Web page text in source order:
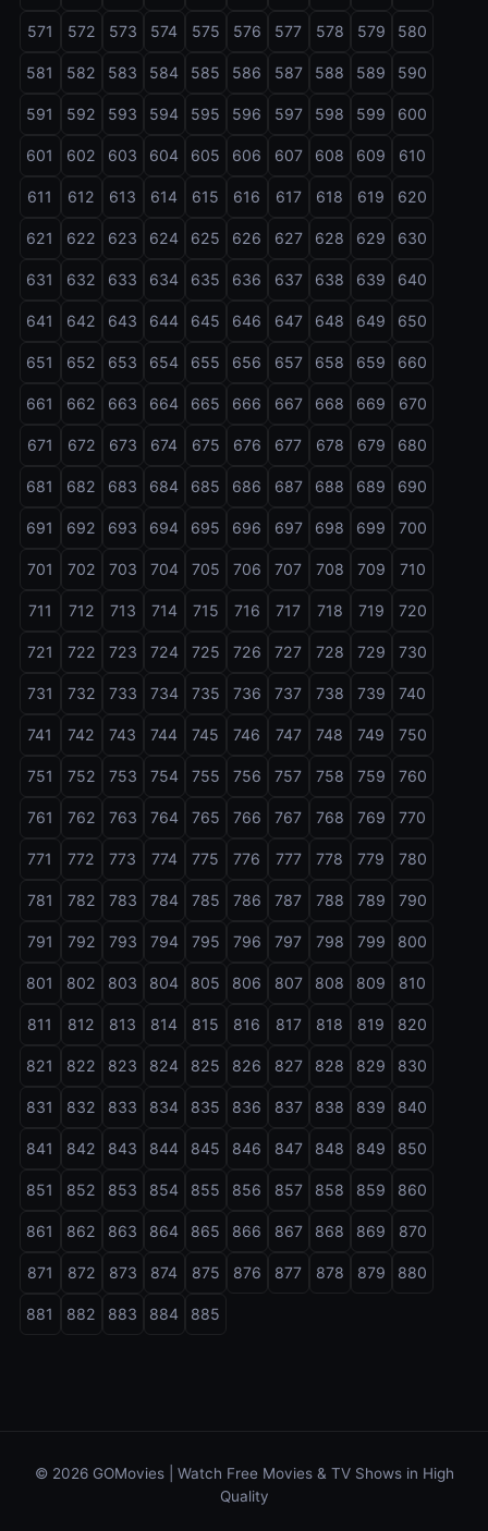
571 572 573 574 575 576 577 578 579 580
581 582 583 584 585 586 587 588 589 590
591 592 593 594 595 596 597 598 599 600
601 602 603 604 605 606 607 608 609 610
611 612 613 614 615 616 617 618 619 620
621 622 623 624 625 626 627 628 629 630
631 632 633 634 635 636 637 638 639 640
641 642 643 644 645 646 647 648 649 650
651 652 653 654 655 656 657 658 659 660
661 662 663 664 665 666 667 668 669 670
671 672 673 674 675 676 677 678 679 680
681 682 683 684 685 686 687 688 689 690
691 692 693 694 695 696 697 698 699 700
701 702 703 704 705 706 707 708 709 710
711 712 713 714 715 716 717 718 719 720
721 722 723 724 725 726 727 728 729 730
731 732 733 734 735 736 737 738 739 740
741 742 743 744 745 746 747 748 749 750
751 752 753 754 755 756 757 758 759 760
761 762 763 764 765 766 767 768 769 770
771 772 773 774 775 776 777 778 779 780
781 782 783 784 785 786 787 788 789 790
791 792 793 794 795 796 797 798 799 800
801 802 803 804 805 806 807 808 809 810
811 812 813 814 815 816 817 818 819 820
821 822 823 824 825 826 827 828 829 830
831 832 833 834 835 836 837 838 839 840
841 842 843 844 845 846 847 848 849 850
851 852 853 854 855 856 857 858 859 860
861 862 863 864 865 866 867 868 869 870
871 872 873 874 875 876 877 878 879 880
881 882 883 884 885
© 2026 GOMovies | Watch Free Movies & TV Shows in High
Quality